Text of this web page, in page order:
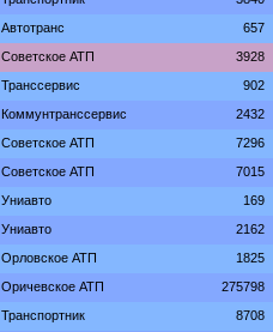
Автотранс 657
Советское АТП 3928
Транссервис 902
Коммунтранссервис 2432
Советское АТП 7296
Советское АТП 7015
Униавто 169
Униавто 2162
Орловское АТП 1825
Оричевское АТП 275798
Транспортник 8708